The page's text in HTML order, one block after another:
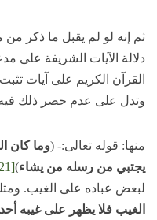
ثم إنه لو لم يقبل ما ذكر من
دلالة الآيات الشريفة على
القرآن الكريم على آيات
وتدل على عدم حصر ذلك
منها: قوله تعالى:- (وما كان
يجتبي من رسله من يشاء)
[21]
لبعض عباده على الغيب.
الغيب فلا يظهر على غيبه